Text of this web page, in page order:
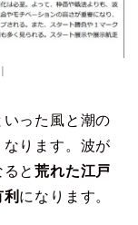
った風と潮の
ります。波が
ると荒れた江戸
になります。